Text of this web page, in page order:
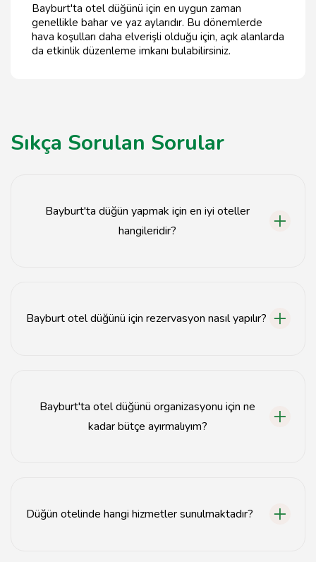
Bayburt'ta otel düğünü için en uygun zaman
genellikle bahar ve yaz aylarıdır. Bu dönemlerde
hava koşulları daha elverişli olduğu için, açık alanlarda
da etkinlik düzenleme imkanı bulabilirsiniz.
Sıkça Sorulan Sorular
Bayburt'ta düğün yapmak için en iyi oteller
hangileridir?
Bayburt otel düğünü için rezervasyon nasıl yapılır?
Bayburt'ta otel düğünü organizasyonu için ne
kadar bütçe ayırmalıyım?
başlamaktadır.
Düğün otelinde hangi hizmetler sunulmaktadır?